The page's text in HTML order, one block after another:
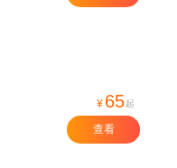
¥ 65起
查看